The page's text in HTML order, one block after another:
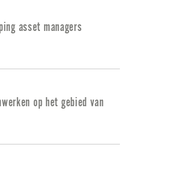
asset managers
op het gebied van